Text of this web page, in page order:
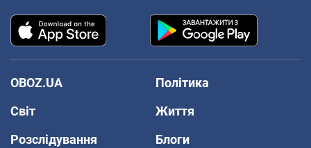
OBOZ.UA
Політика
Світ
Життя
Розслідування
Блоги